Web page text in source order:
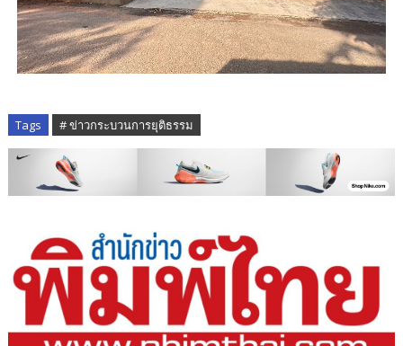
Tags # ข่าวกระบวนการยุติธรรม